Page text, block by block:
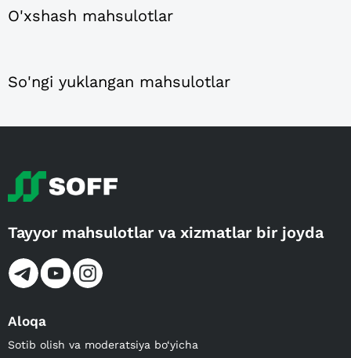
O'xshash mahsulotlar
So'ngi yuklangan mahsulotlar
Tayyor mahsulotlar va xizmatlar bir joyda
Aloqa
Sotib olish va moderatsiya bo‘yicha